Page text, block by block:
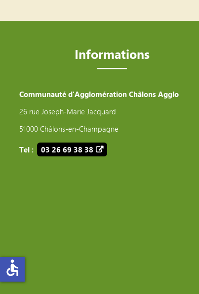
Informations
Communauté d'Agglomération Châlons Agglo
26 rue Joseph-Marie Jacquard
51000 Châlons-en-Champagne
Tel : 03 26 69 38 38
accessible